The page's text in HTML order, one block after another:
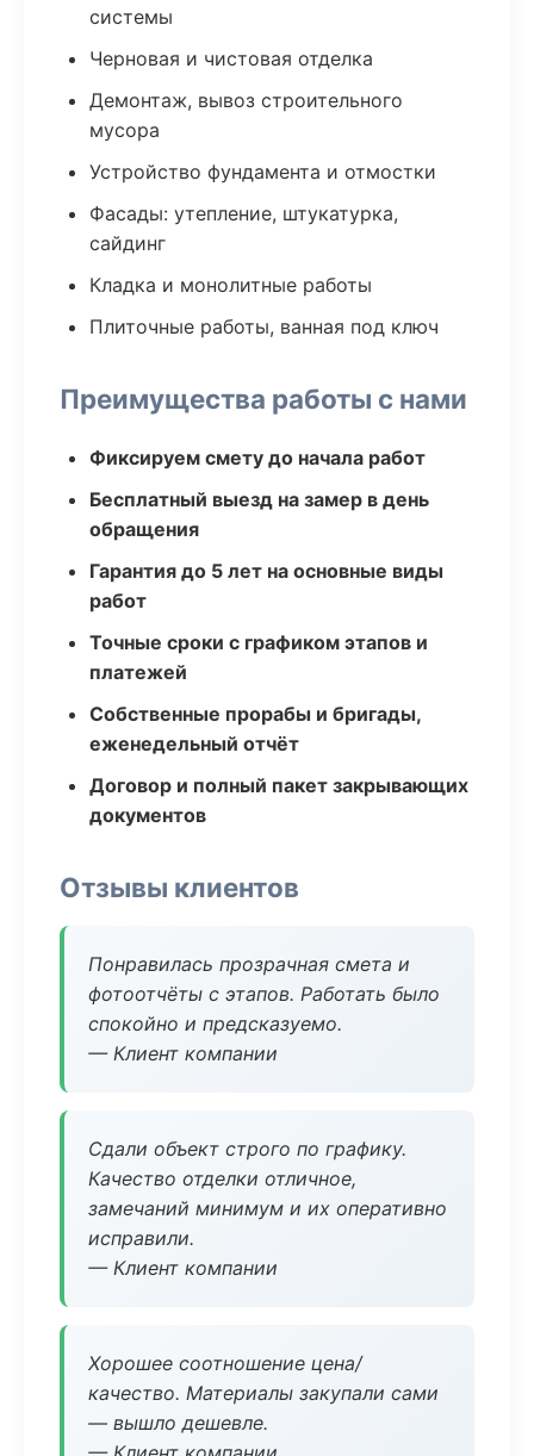
системы
Черновая и чистовая отделка
Демонтаж, вывоз строительного
мусора
Устройство фундамента и отмостки
Фасады: утепление, штукатурка,
сайдинг
Кладка и монолитные работы
Плиточные работы, ванная под ключ
Преимущества работы с нами
Фиксируем смету до начала работ
Бесплатный выезд на замер в день
обращения
Гарантия до 5 лет на основные виды
работ
Точные сроки с графиком этапов и
платежей
Собственные прорабы и бригады,
еженедельный отчёт
Договор и полный пакет закрывающих
документов
Отзывы клиентов
Понравилась прозрачная смета и
фотоотчёты с этапов. Работать было
спокойно и предсказуемо.
— Клиент компании
Сдали объект строго по графику.
Качество отделки отличное,
замечаний минимум и их оперативно
исправили.
— Клиент компании
Хорошее соотношение цена/
качество. Материалы закупали сами
— вышло дешевле.